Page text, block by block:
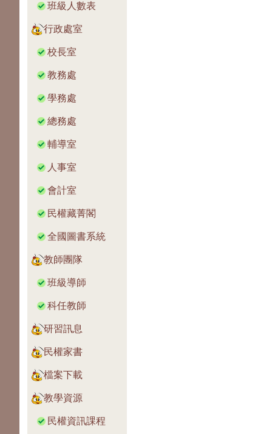
班級人數表
行政處室
校長室
教務處
學務處
總務處
輔導室
人事室
會計室
民權藏菁閣
全國圖書系統
教師團隊
班級導師
科任教師
研習訊息
民權家書
檔案下載
教學資源
民權資訊課程